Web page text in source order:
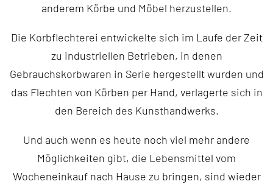
anderem Körbe und Möbel herzustellen.
Die Korbflechterei entwickelte sich im Laufe der Zeit
zu industriellen Betrieben, in denen
Gebrauchskorbwaren in Serie hergestellt wurden und
das Flechten von Körben per Hand, verlagerte sich in
den Bereich des Kunsthandwerks.
Und auch wenn es heute noch viel mehr andere
Möglichkeiten gibt, die Lebensmittel vom
Wocheneinkauf nach Hause zu bringen, sind wieder